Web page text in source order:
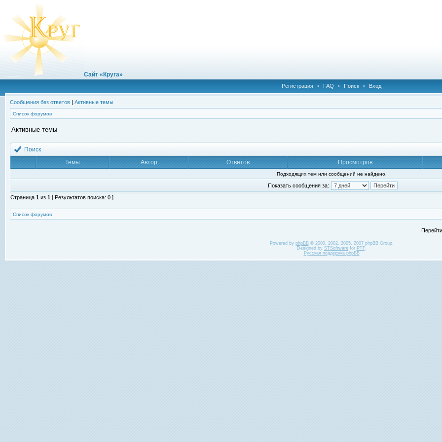
Сайт «Круга»
Регистрация • FAQ • Поиск • Вход
Сообщения без ответов | Активные темы
Список форумов
Активные темы
Поиск
Темы
Автор Ответов Просмотров
Подходящих тем или сообщений не найдено.
Показать сообщения за:
Страница 1 из 1 [ Результатов поиска: 0 ]
Список форумов
Powered by phpBB© 2000, 2002, 2005, 2007 phpBB Group.
Designed by STSoftwarefor PTF.
Русская поддержка phpBB